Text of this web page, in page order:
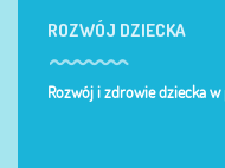
ROZWÓJ DZIECKA
Rozwój i zdrowie dziecka